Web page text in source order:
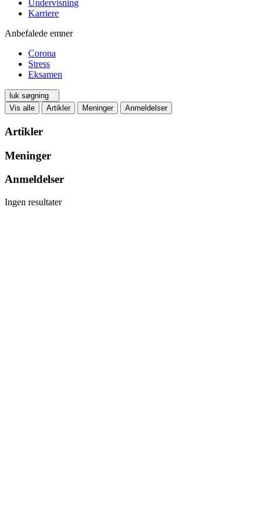
Undervisning
Karriere
Anbefalede emner
Corona
Stress
Eksamen
luk søgning
Vis alle
Artikler Meninger Anmeldelser
Artikler
Meninger
Anmeldelser
Ingen resultater